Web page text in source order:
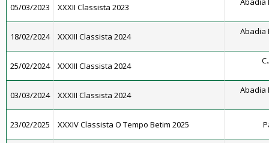
05/03/2023 XXXII Classista 2023
18/02/2024 XXXIII Classista 2024 Abadia
25/02/2024 XXXIII Classista 2024
03/03/2024 XXXIII Classista 2024 Abadia
23/02/2025 XXXIV Classista O Tempo Betim 2025